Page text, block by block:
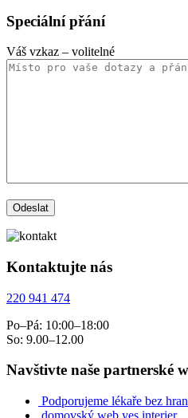
Speciální přání
Váš vzkaz – volitelné
Kontaktujte nás
220 941 474
Po–Pá: 10:00–18:00
So: 9.00–12.00
Navštivte naše partnerské
Podporujeme lékaře bez